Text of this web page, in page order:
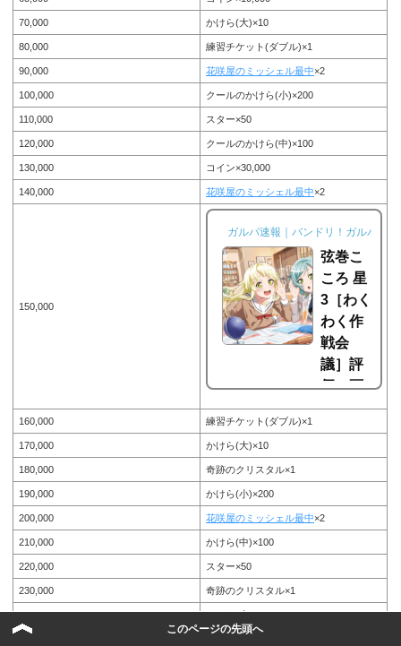
ド。ガルパこと、BanG Dream!
（バンドリ）ガールズバンドパー
ティー！では、2018年12月20日1
5:00〜イベント「ふたつ星のアン
サンブル」が開催されているので
すが、そのイベントにて登場した
Roseliaに所属する今井リサ の星
2、今井リサ 星2［星のひらめ
き］が登場します。今回は、今井
リサ 星2［星のひらめき］の画像
と特技と評価のまとめです。今井
をタップ/クリックで画像拡大可能
井リサ所属バンドRoselia...
70,000 かけら(大)×10
80,000 練習チケット(ダブル)×1
90,000 花咲屋のミッシェル最中×2
100,000 クールのかけら(小)×200
110,000 スター×50
120,000 クールのかけら(中)×100
130,000 コイン×30,000
140,000 花咲屋のミッシェル最中×2
150,000
ガルパ速報｜バンドリ！ガルパ攻
弦巻こ
ころ 星
3［わく
わく作
戦会
議］評
価・画
像とス
ンド
ルパ】
弦巻こころ 星3［わくわく作戦会
議］評価・画像とスキルと特訓エ
ピソード。ガルパこと、BanG Dr
eam!（バンドリ）ガールズバンド
パーティー！では、2018年12月2
160,000 練習チケット(ダブル)×1
170,000 かけら(大)×10
180,000 奇跡のクリスタル×1
190,000 かけら(小)×200
200,000 花咲屋のミッシェル最中×2
210,000 かけら(中)×100
220,000 スター×50
230,000 奇跡のクリスタル×1
240,000 かけら(大)×10
このページの先頭へ